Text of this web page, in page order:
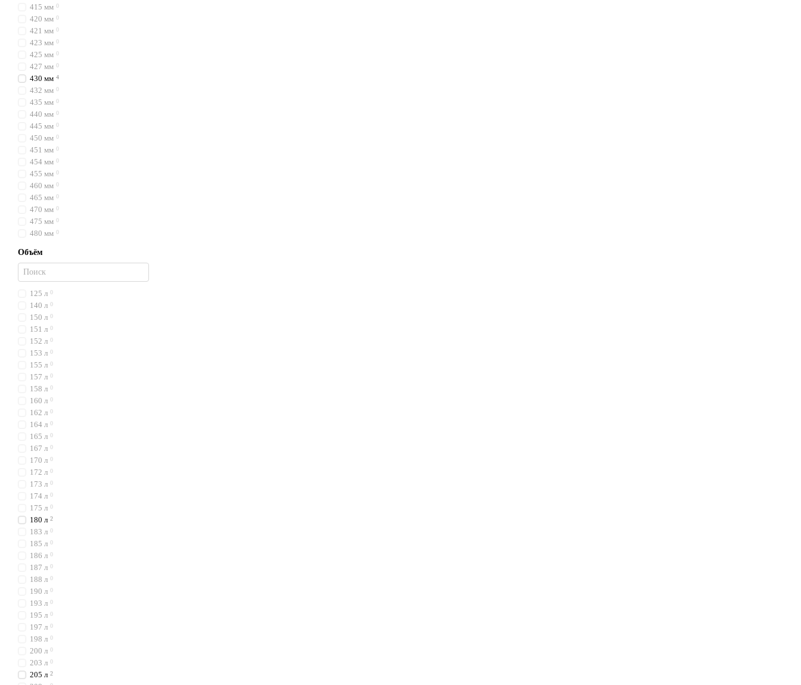
415 мм 0
420 мм 0
421 мм 0
423 мм 0
425 мм 0
427 мм 0
430 мм 4
432 мм 0
435 мм 0
440 мм 0
445 мм 0
450 мм 0
451 мм 0
454 мм 0
455 мм 0
460 мм 0
465 мм 0
470 мм 0
475 мм 0
480 мм 0
Объём
125 л 0
140 л 0
150 л 0
151 л 0
152 л 0
153 л 0
155 л 0
157 л 0
158 л 0
160 л 0
162 л 0
164 л 0
165 л 0
167 л 0
170 л 0
172 л 0
173 л 0
174 л 0
175 л 0
180 л 2
183 л 0
185 л 0
186 л 0
187 л 0
188 л 0
190 л 0
193 л 0
195 л 0
197 л 0
198 л 0
200 л 0
203 л 0
205 л 2